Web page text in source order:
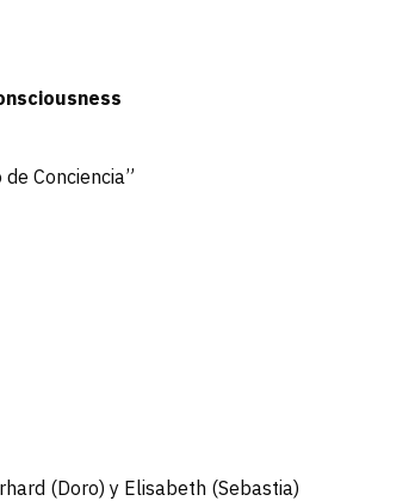
Conciencia”
(Doro) y Elisabeth (Sebastia)